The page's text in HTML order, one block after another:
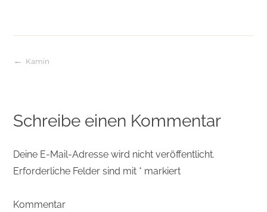
Beitragsnavigation
Kamin
Schreibe einen Kommentar
Deine E-Mail-Adresse wird nicht veröffentlicht.
Erforderliche Felder sind mit * markiert
Kommentar